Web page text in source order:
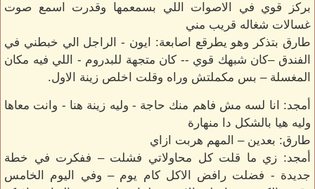
بركز قوي في الاصوات اللي بسمعمها وقدرت اسمع صوت
غسالات شغاله قريب مني
طارق بتذكر وهو يطرقع اصابعة: ايون - الراجل الي خبطني في
الفندق –كان شبهك قوي -- كان متجهة للبدروم - اللي فيه مكان
المغسلة – بس مكملتش وراه وقلت اخلص زينة الاول.
أمجد: انا لسه مش فاهم منك حاجة - وليه زينة هنا - وانت معاها
وليه هيا بالشكل دا منهارة
طارق: بعدين – المهم هربت ازاي
أمجد: زي ما قلت كل محاولاتي فشلت – ففكرت في خطة
جديدة - فضلت رافض الاكل كام يوم – وفي اليوم الخامس